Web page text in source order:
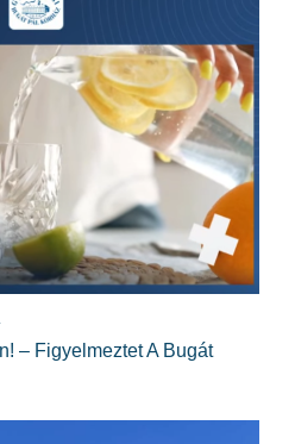
– Figyelmeztet A Bugát